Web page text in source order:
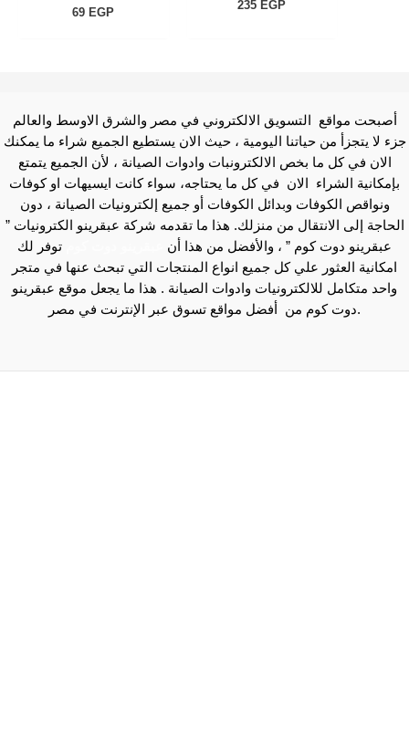
235 EGP
69 EGP
أصبحت مواقع التسويق الالكتروني في مصر والشرق الاوسط والعالم
جزء لا يتجزأ من حياتنا اليومية ، حيث الان يستطيع الجميع شراء ما يمكنك
الان في كل ما بخص الالكترونبات وادوات الصيانة ، لأن الجميع يتمتع
بإمكانية الشراء الان في كل ما يحتاجه، سواء كانت ايسيهات او كوفات
ونواقص الكوفات وبدائل الكوفات أو جميع إلكترونيات الصيانة ، دون
الحاجة إلى الانتقال من منزلك. هذا ما تقدمه شركة عبقرينو الكترونيات ”
عبقرينو دوت كوم ” ، والأفضل من هذا أن
توفر لك
امكانية العثور علي كل جميع انواع المنتجات التي تبحث عنها في متجر
واحد متكامل للالكترونيات وادوات الصيانة . هذا ما يجعل موقع عبقرينو
دوت كوم من أفضل مواقع تسوق عبر الإنترنت في مصر.